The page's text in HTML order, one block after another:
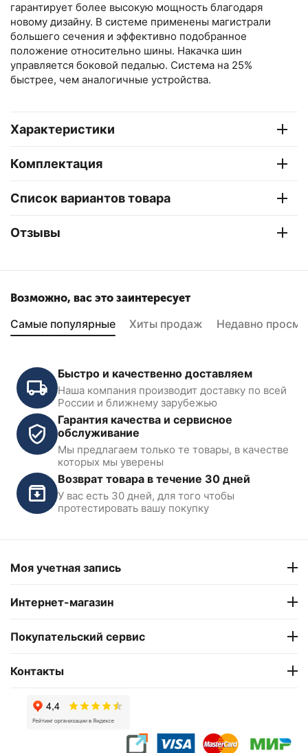
гарантирует более высокую мощность благодаря
новому дизайну. В системе применены магистрали
большего сечения и эффективно подобранное
положение относительно шины. Накачка шин
управляется боковой педалью. Система на 25%
быстрее, чем аналогичные устройства.
Характеристики
Комплектация
Список вариантов товара
Отзывы
Возможно, вас это заинтересует
Самые популярные Хиты продаж Недавно
Быстро и качественно доставляем
Наша компания производит доставку по всей
России и ближнему зарубежью
Гарантия качества и сервисное
обслуживание
Мы предлагаем только те товары, в качестве
которых мы уверены
Возврат товара в течение 30 дней
У вас есть 30 дней, для того чтобы
протестировать вашу покупку
Моя учетная запись
Интернет-магазин
Покупательский сервис
Контакты